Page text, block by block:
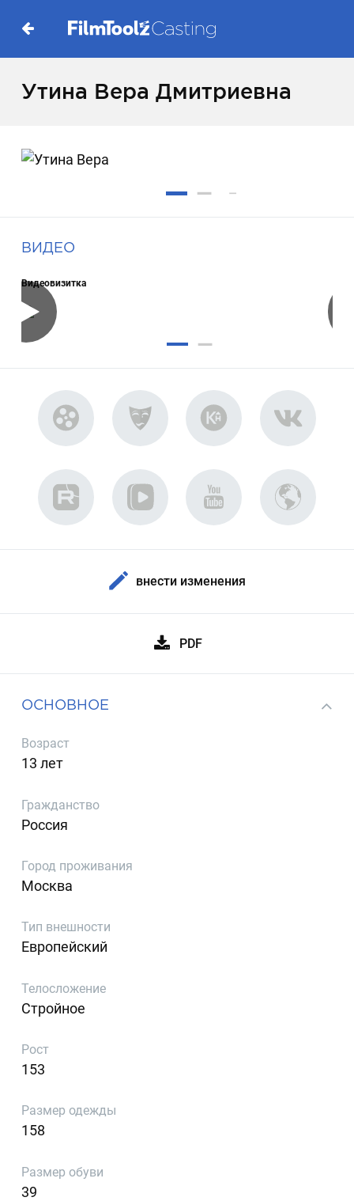
Утина Вера Дмитриевна
ВИДЕО
Видеовизитка
внести изменения
PDF
ОСНОВНОЕ
Возраст
13 лет
Гражданство
Россия
Город проживания
Москва
Тип внешности
Европейский
Телосложение
Стройное
Рост
153
Размер одежды
158
Размер обуви
39